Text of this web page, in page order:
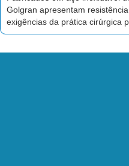
Golgran apresentam
exigências da prática cirúrgica